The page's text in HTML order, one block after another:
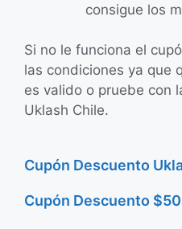
consigue los
Si no le funciona el
las condiciones ya que
es valido o pruebe con
Uklash Chile.
Cupón Descuento
Cupón Descuento